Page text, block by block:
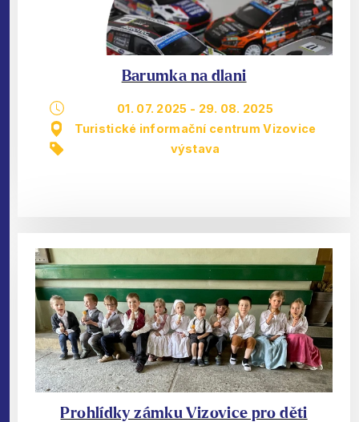
Barumka na dlani
01. 07. 2025 - 29. 08. 2025
Turistické informační centrum Vizovice
výstava
Prohlídky zámku Vizovice pro děti